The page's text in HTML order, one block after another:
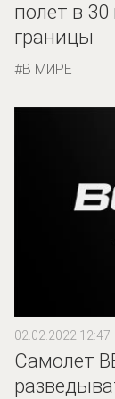
полет в
границы
В МИРЕ
02.02.2022 12:47
Самолет